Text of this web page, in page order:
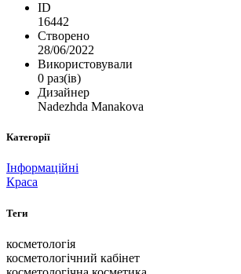
ID
16442
Створено
28/06/2022
Використовували
0 раз(ів)
Дизайнер
Nadezhda Manakova
Категорії
Інформаційні
Краса
Теги
косметологія
косметологічний кабінет